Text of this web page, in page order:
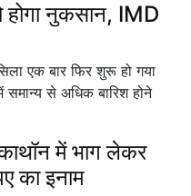
नुकसान, IMD
एक बार फिर शुरू हो गया
से अधिक बारिश होने
में भाग लेकर
का इनाम